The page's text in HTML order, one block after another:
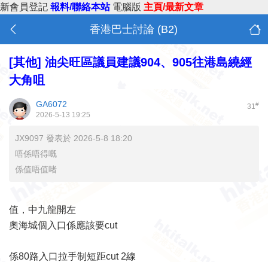
新會員登記 報料/聯絡本站 電腦版 主頁/最新文章
香港巴士討論 (B2)
[其他] 油尖旺區議員建議904、905往港島繞經
大角咀
31#
GA6072
2026-5-13 19:25
JX9097 發表於 2026-5-8 18:20
唔係唔得嘅
係值唔值啫
值，中九龍開左
奧海城個入口係應該要cut
係80路入口拉手制短距cut 2線